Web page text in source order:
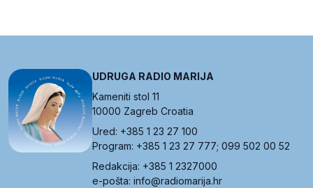
UDRUGA RADIO MARIJA
Kameniti stol 11
10000 Zagreb Croatia
Ured: +385 1 23 27 100
Program: +385 1 23 27 777; 099 502 00 52
Redakcija: +385 1 2327000
e-pošta: info@radiomarija.hr